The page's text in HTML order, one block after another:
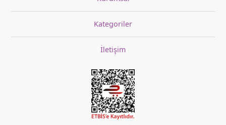
Kategoriler
İletişim